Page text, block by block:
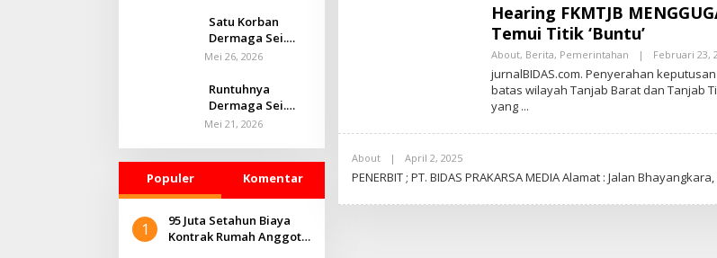
Pelanggaran
Perlu
Ditindaklanjuti,”
Satu Korban
Dermaga Sei.
Landak
Mei 26, 2026
Runtuhnya
Dermaga Sei.
Landak. Dua
Mei 21, 2026
Populer Komentar
1
95 Juta Setahun Biaya
Kontrak Rumah Anggota
A
L
B
D
A
S
Hearing FKMTJB
Temui Titik ‘Buntu’
About, Berita, Pemerintahan | Februari 23,
jurnalBIDAS.com. Penyerahan
batas wilayah Tanjab Barat dan Tanjab
yang
About | April 2, 2025O
E
J
PENERBIT ; PT. BIDAS PRAKARSA MEDIA Alamat : Jalan